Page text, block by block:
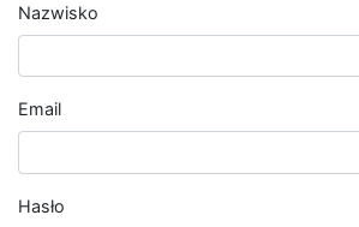
Nazwisko
Email
Hasło